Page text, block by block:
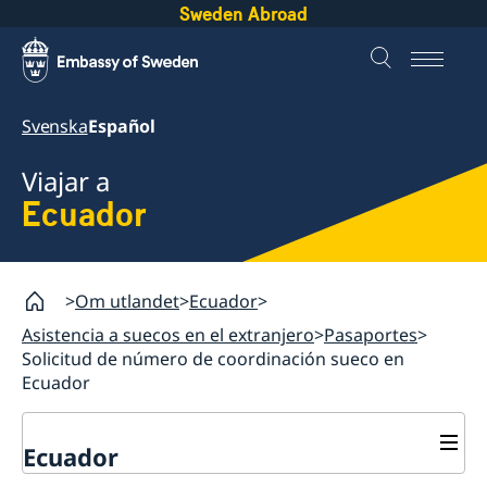
Sweden Abroad
SvenskaEspañol
Viajar a
Ecuador
Om utlandet Ecuador
Asistencia a suecos en el extranjero Pasaportes
Solicitud de número de coordinación sueco en
Ecuador
Ecuador